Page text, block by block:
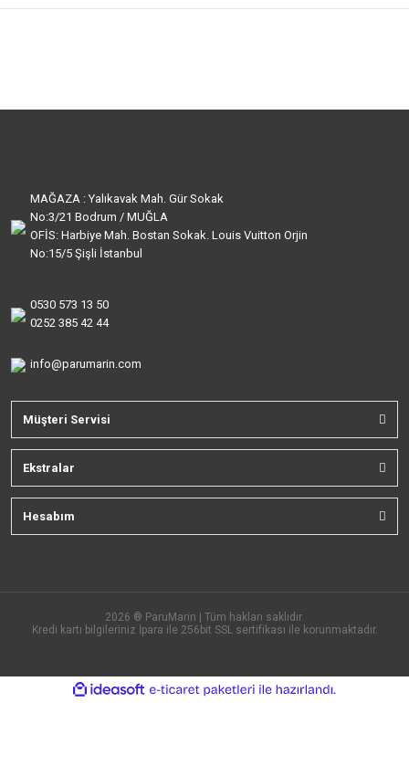
MAĞAZA : Yalıkavak Mah. Gür Sokak
No:3/21 Bodrum / MUĞLA
OFİS: Harbiye Mah. Bostan Sokak. Louis Vuitton Orjin
No:15/5 Şişli İstanbul
0530 573 13 50
0252 385 42 44
info@parumarin.com
Müşteri Servisi
Ekstralar
Hesabım
2026 ® ParuMarin | Tüm hakları saklıdır.
Kredi kartı bilgileriniz İpara ile 256bit SSL sertifikası ile korunmaktadır.
ideasoft
e-